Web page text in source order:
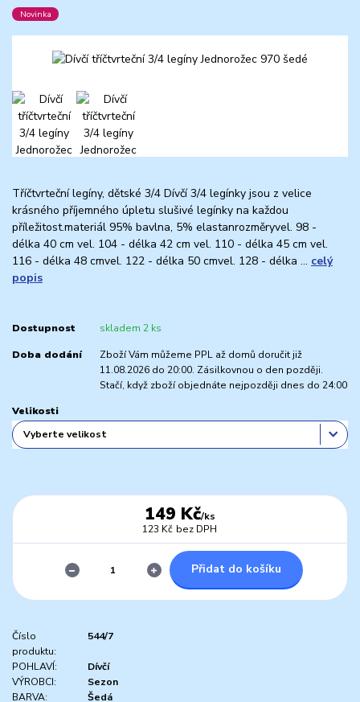
Novinka
Tříčtvrteční legíny, dětské 3/4 Dívčí 3/4 legínky jsou z velice
krásného příjemného úpletu slušivé legínky na každou
příležitost.materiál 95% bavlna, 5% elastanrozměryvel. 98 -
délka 40 cm vel. 104 - délka 42 cm vel. 110 - délka 45 cm vel.
116 - délka 48 cmvel. 122 - délka 50 cmvel. 128 - délka ... celý
popis
Dostupnost skladem 2 ks
Doba dodání
Zboží Vám můžeme PPL až domů doručit již
11.08.2026 do 20:00. Zásilkovnou o den později.
Stačí, když zboží objednáte nejpozději dnes do 24:00
Velikosti
149 Kč/ks
123 Kč bez DPH
Přidat do košíku
Číslo
produktu:
544/7
POHLAVÍ:
Dívčí
VÝROBCI:
Sezon
BARVA:
Šedá